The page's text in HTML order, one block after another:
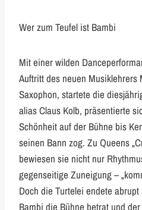
Wer zum Teufel ist Bambi
Mit einer wilden
Auftritt des neuen Musiklehrers
Saxophon, startete die
alias Claus Kolb, präsentierte
Schönheit auf der Bühne bis
seinen Bann zog. Zu Queens
bewiesen sie nicht nur
gegenseitige Zuneigung –
Doch die Turtelei endete abrupt
Bambi die Bühne betrat und